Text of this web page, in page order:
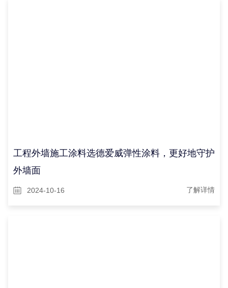
工程外墙施工涂料选德爱威弹性涂料，更好地守护
外墙面
2024-10-16 了解详情